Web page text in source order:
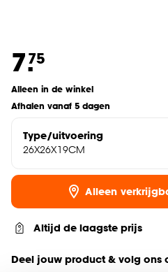
7.75
Alleen in de winkel
Afhalen vanaf 5 dagen
Type/uitvoering
26X26X19CM
Alleen
Altijd de laagste prijs
Deel jouw product & volg ons